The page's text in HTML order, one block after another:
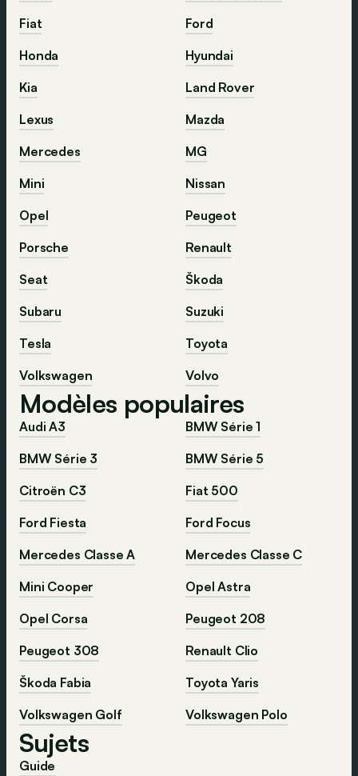
Fiat
Ford
Honda
Hyundai
Kia
Land Rover
Lexus
Mazda
Mercedes
MG
Mini
Nissan
Opel
Peugeot
Porsche
Renault
Seat
Škoda
Subaru
Suzuki
Tesla
Toyota
Volkswagen
Volvo
Modèles populaires
Audi A3
BMW Série 1
BMW Série 3
BMW Série 5
Citroën C3
Fiat 500
Ford Fiesta
Ford Focus
Mercedes Classe A
Mercedes Classe C
Mini Cooper
Opel Astra
Opel Corsa
Peugeot 208
Peugeot 308
Renault Clio
Škoda Fabia
Toyota Yaris
Volkswagen Golf
Volkswagen Polo
Sujets
Guide